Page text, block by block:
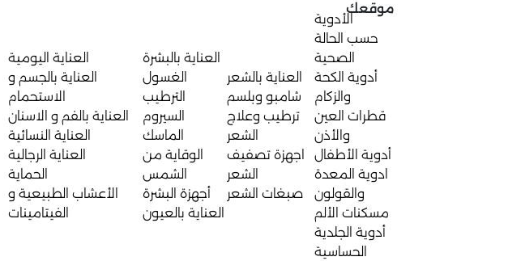
موقعك
الأدوية
حسب الحالة
الصحية
أدوية الكحة
والزكام
قطرات العين
والأذن
أدوية الأطفال
ادوية المعدة
والقولون
مسكنات الألم
أدوية الجلدية
الحساسية
العناية بالشعر
شامبو وبلسم
ترطيب وعلاج
الشعر
اجهزة تصفيف
الشعر
صبغات الشعر
العناية بالبشرة
الغسول
الترطيب
السيروم
الماسك
الوقاية من
الشمس
أجهزة البشرة
العناية بالعيون
العناية اليومية
العناية بالجسم و
الاستحمام
العناية بالفم و الاسنان
العناية النسائية
العناية الرجالية
الحماية
الأعشاب الطبيعية و
الفيتامينات